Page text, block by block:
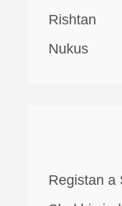
Rishtan
Nukus
Registan a